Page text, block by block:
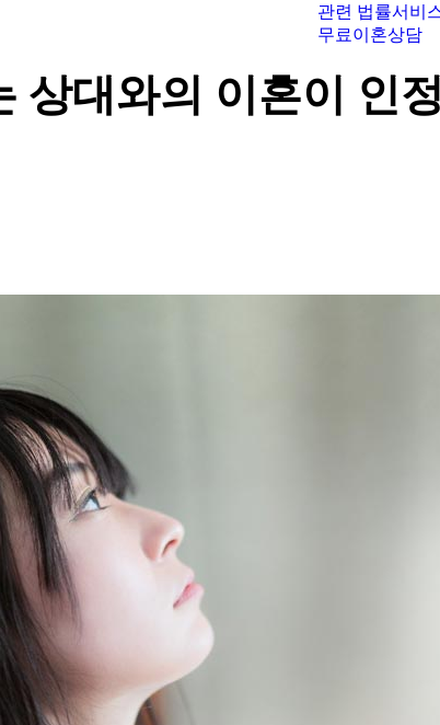
관련 법률서비
무료이혼상담
상대와의 이혼이 인정